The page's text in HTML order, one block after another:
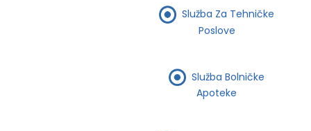
Služba Za Tehničke
Poslove
Služba Bolničke
Apoteke